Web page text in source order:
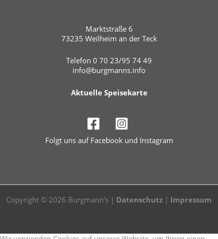
Marktstraße 6
73235 Weilheim an der Teck
Telefon 0 70 23/95 74 49
info@burgmanns.info
Aktuelle Speisekarte
Folgt uns auf Facebook und Instagram
Copyright © 2026 Burgmann's | Datenschutz | Impressum